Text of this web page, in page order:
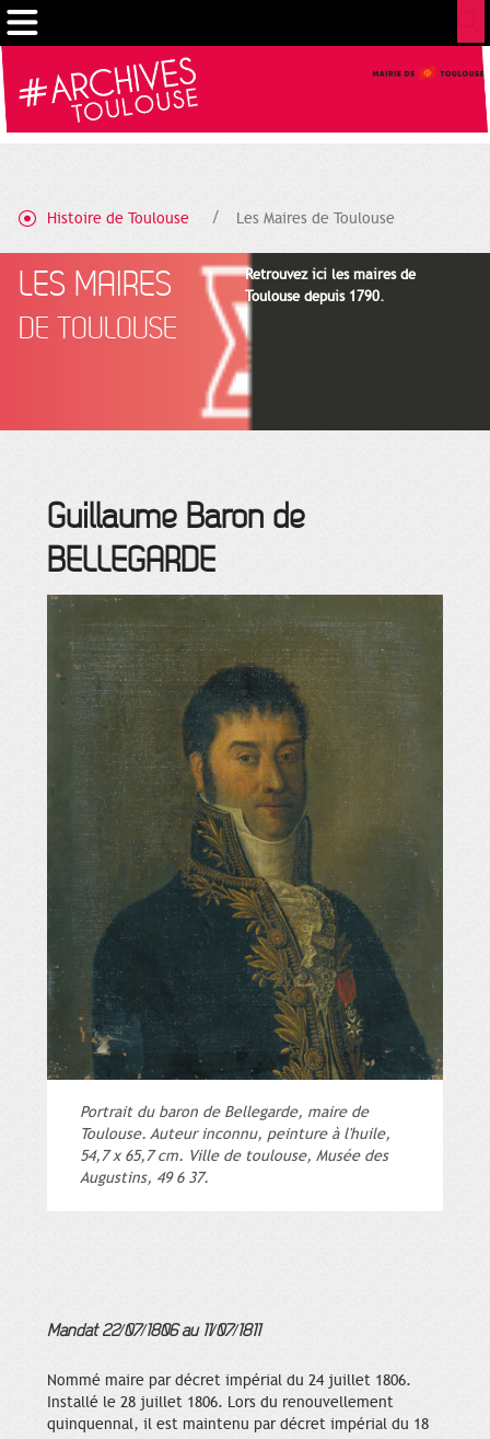
Histoire de Toulouse Les Maires de Toulouse
LES MAIRES
DE TOULOUSE
Retrouvez ici les maires de
Toulouse depuis 1790.
Guillaume Baron de
BELLEGARDE
Portrait du baron de Bellegarde, maire de
Toulouse. Auteur inconnu, peinture à l'huile,
54,7 x 65,7 cm. Ville de toulouse, Musée des
Augustins, 49 6 37.
Mandat 22/07/1806 au 11/07/1811
Nommé maire par décret impérial du 24 juillet 1806.
Installé le 28 juillet 1806. Lors du renouvellement
quinquennal, il est maintenu par décret impérial du 18
Cookies management panel